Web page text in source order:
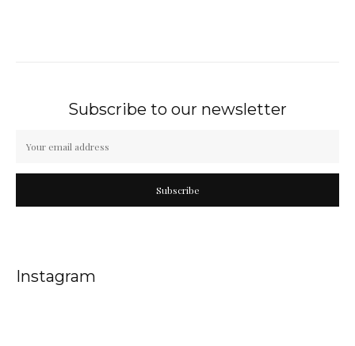
Subscribe to our newsletter
Subscribe
Instagram